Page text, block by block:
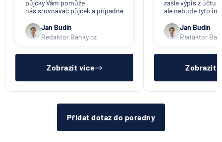
půjčky Vám pomůže
náš srovnávač půjček a případně
půjček. Pro získání půjčky je
třeba mít dostatečný příjem,
nebýt ve zkušební ani výpovědní
Jan Budín
Redaktor Banky.cz
Zobrazit více
zašle výpis z účtu
ale nebude tyto
společnosti).
přeposlání emailu
jiným osobám či
Jan Budín
Redaktor
Zobrazit
Přidat dotaz do poradny